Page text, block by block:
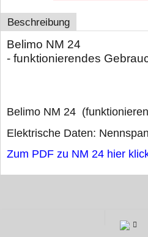
Beschreibung
Belimo NM 24
- funktionierendes
Belimo NM 24
Elektrische Daten:
Zum PDF zu NM 24 hier